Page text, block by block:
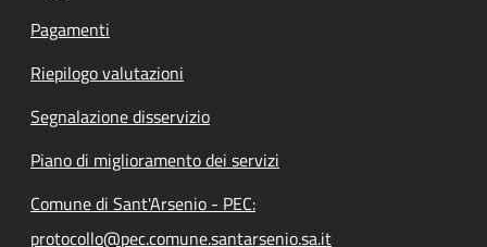
Pagamenti
Riepilogo valutazioni
Segnalazione disservizio
Piano di miglioramento dei servizi
Comune di Sant'Arsenio - PEC:
protocollo@pec.comune.santarsenio.sa.it